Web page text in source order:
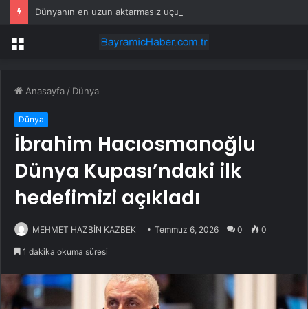
Menü
Anasayfa / Dünya
Dünya
İbrahim Hacıosmanoğlu
Dünya Kupası’ndaki ilk
hedefimizi açıkladı
MEHMET HAZBİN KAZBEK Temmuz 6, 2026 0 0
1 dakika okuma süresi